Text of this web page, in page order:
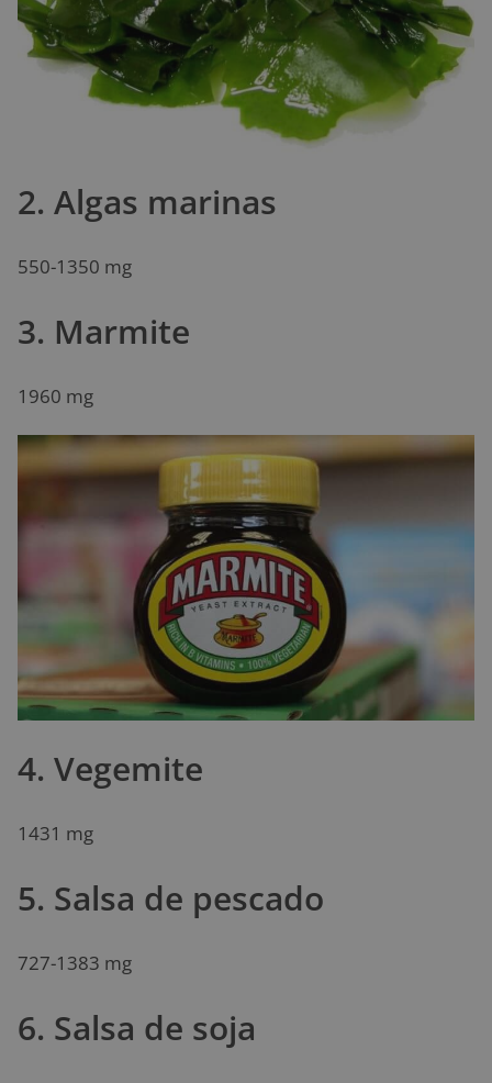
2. Algas marinas
550-1350 mg
3. Marmite
1960 mg
4. Vegemite
1431 mg
5. Salsa de pescado
727-1383 mg
6. Salsa de soja